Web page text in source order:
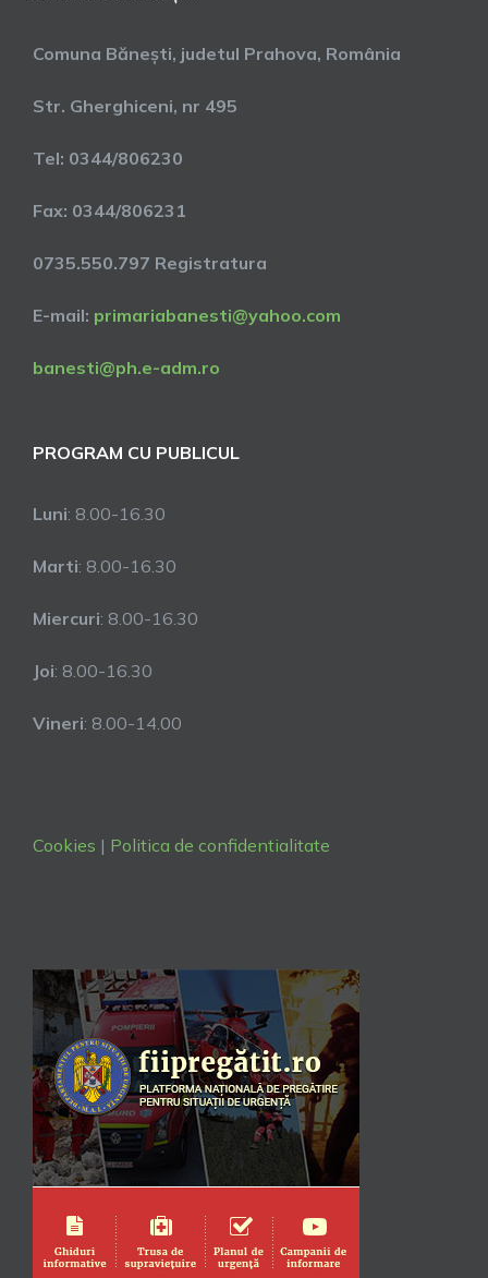
Comuna Bănești, judetul Prahova, România
Str. Gherghiceni, nr 495
Tel: 0344/806230
Fax: 0344/806231
0735.550.797 Registratura
E-mail: primariabanesti@yahoo.com
banesti@ph.e-adm.ro
PROGRAM CU PUBLICUL
Luni: 8.00-16.30
Marti: 8.00-16.30
Miercuri: 8.00-16.30
Joi: 8.00-16.30
Vineri: 8.00-14.00
Cookies | Politica de confidentialitate